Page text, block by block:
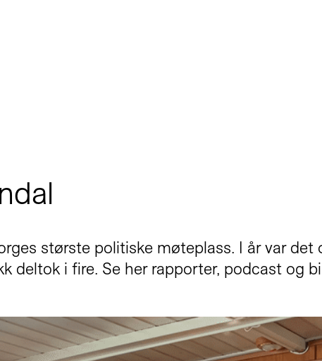
største politiske møteplass. I år var det
deltok i fire. Se her rapporter, podcast og